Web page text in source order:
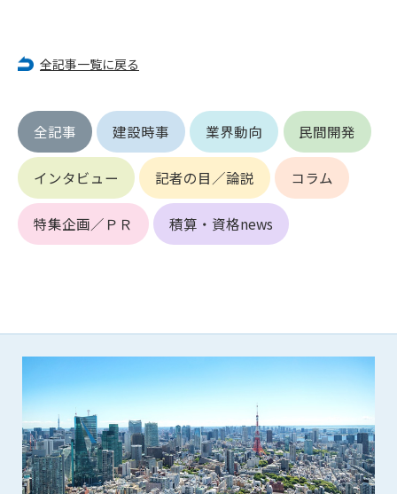
全記事一覧に戻る
全記事 建設時事 業界動向 民間開発
インタビュー 記者の目／論説 コラム
特集企画／ＰＲ 積算・資格news
第三者（他の会員を含む）の使用等による損害について責任
第6条（会員の禁止事項）
1. 会員は建設資料館WEB上で以下の行為をしないものとしま
す。
(1) 第三者または管理者の著作権、その他知的所有権を侵害す
る行為
(2) 第三者または管理者の財産、プライバシー等を侵害する行
為
(9) その他、法律に反する行為
(10) 建設資料館から知り得た情報及びダウンロードした情報
を、営利を目的として第三者に転売し、または転売のため
に第三者に提供すること
第7条（登録内容の削除）